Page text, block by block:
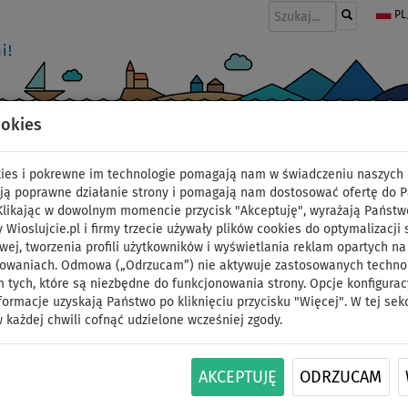
i pokrewne im technologie pomagają nam w świadczeniu naszych
poprawne działanie strony i pomagają nam dostosować ofertę do
w dowolnym momencie przycisk "Akceptuję", wyrażają
Wioslujcie.pl i firmy trzecie używały plików cookies do optymalizacji
tworzenia profili użytkowników i wyświetlania reklam opartych na
Odmowa („Odrzucam”) nie aktywuje zastosowanych
tych, które są niezbędne do funkcjonowania strony. Opcje
uzyskają Państwo po kliknięciu przycisku "Więcej". W tej
każdej chwili cofnąć udzielone wcześniej zgody.
AKCEPTUJĘ ODRZUCAM
Deska SUP AQUA
2023 - pompowany
super zestaw
NASZ
WIOSŁO W
ZESTAWIE
OPCJA
DARMOWA